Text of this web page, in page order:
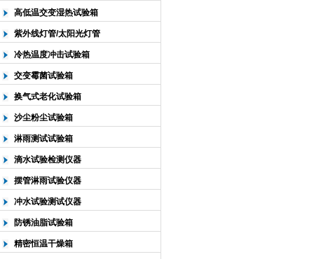
高低温交变湿热试验箱
紫外线灯管/太阳光灯管
冷热温度冲击试验箱
交变霉菌试验箱
换气式老化试验箱
沙尘粉尘试验箱
淋雨测试试验箱
滴水试验检测仪器
摆管淋雨试验仪器
冲水试验测试仪器
防锈油脂试验箱
精密恒温干燥箱